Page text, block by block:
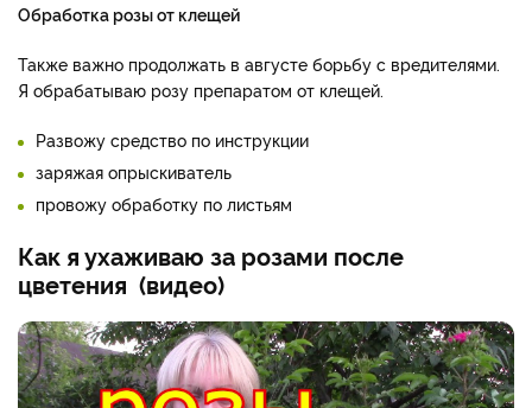
Обработка розы от клещей
Также важно продолжать в августе борьбу с вредителями.
Я обрабатываю розу препаратом от клещей.
Развожу средство по инструкции
заряжая опрыскиватель
провожу обработку по листьям
Как я ухаживаю за розами после
цветения (видео)